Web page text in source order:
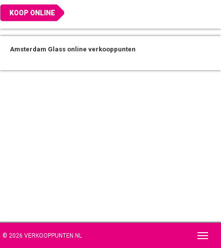
KOOP ONLINE
Amsterdam Glass online verkooppunten
© 2026 VERKOOPPUNTEN.NL